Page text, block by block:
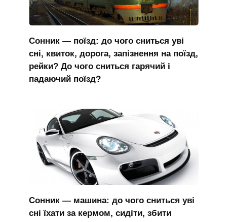
Сонник — поїзд: до чого сниться уві
сні, квиток, дорога, запізнення на поїзд,
рейки? До чого сниться гарячий і
падаючий поїзд?
Сонник — машина: до чого сниться уві
сні їхати за кермом, сидіти, збити